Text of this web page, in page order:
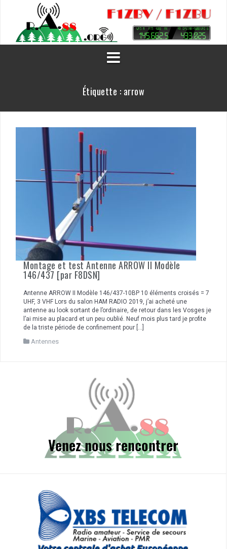
Étiquette : arrow
Montage et test Antenne ARROW II Modèle
146/437 [par F8DSN]
Antenne ARROW II Modèle 146/437-10BP 10 éléments croisés = 7
UHF, 3 VHF Lors du salon HAM RADIO 2019, j’ai acheté une
antenne au look sortant de l’ordinaire, de retour dans les Vosges je
l’ai mise au placard et un peu oublié. Neuf mois plus tard je profite
de la triste période de confinement pour […]
Antennes